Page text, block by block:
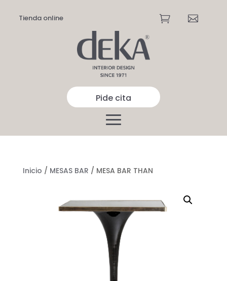
Tienda online  
Pide cita
Inicio / MESAS BAR / MESA BAR THAN